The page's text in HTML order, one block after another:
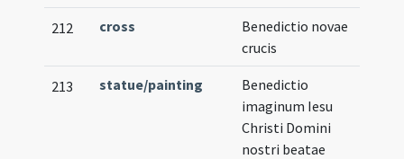
212 cross
Benedictio novae
crucis
213 statue/painting
Benedictio
imaginum Iesu
Christi Domini
nostri beatae